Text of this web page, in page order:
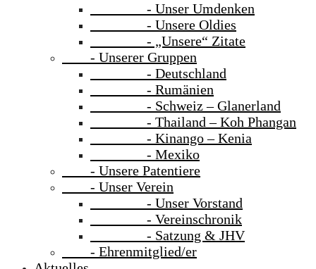
- Unser Umdenken
- Unsere Oldies
- „Unsere“ Zitate
- Unserer Gruppen
- Deutschland
- Rumänien
- Schweiz – Glanerland
- Thailand – Koh Phangan
- Kinango – Kenia
- Mexiko
- Unsere Patentiere
- Unser Verein
- Unser Vorstand
- Vereinschronik
- Satzung & JHV
- Ehrenmitglied/er